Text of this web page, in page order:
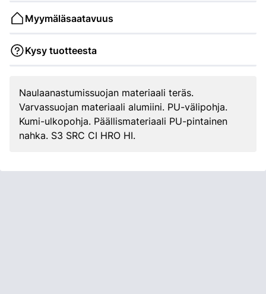
Myymäläsaatavuus
Kysy tuotteesta
Naulaanastumissuojan materiaali teräs.
Varvassuojan materiaali alumiini. PU-välipohja.
Kumi-ulkopohja. Päällismateriaali PU-pintainen
nahka. S3 SRC CI HRO HI.